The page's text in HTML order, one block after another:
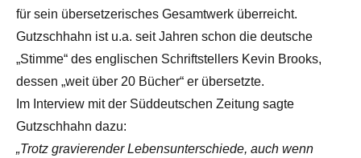
für sein übersetzerisches Gesamtwerk überreicht.
Gutzschhahn ist u.a. seit Jahren schon die deutsche
„Stimme“ des englischen Schriftstellers Kevin Brooks,
dessen „weit über 20 Bücher“ er übersetzte.
Im Interview mit der Süddeutschen Zeitung sagte
Gutzschhahn dazu:
„Trotz gravierender Lebensunterschiede, auch wenn